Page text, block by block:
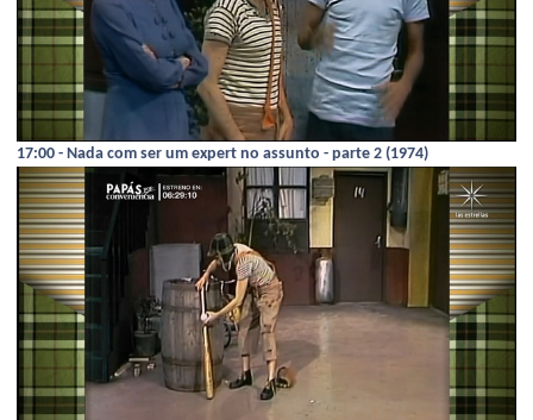
17:00 - Nada com ser um expert no assunto - parte 2 (1974)